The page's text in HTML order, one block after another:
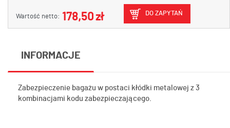
Wartość netto: 178,50 zł DO ZAPYTAŃ
INFORMACJE
Zabezpieczenie bagażu w postaci kłódki metalowej z 3
kombinacjami kodu zabezpieczającego.